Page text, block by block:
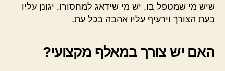
שיש מי שמטפל בו, יש מי שידאג למחסורו, יגונן עליו
בעת הצורך וירעיף עליו אהבה בכל עת.
האם יש צורך במאלף מקצועי?